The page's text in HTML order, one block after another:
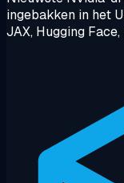
ingebakken in het
JAX, Hugging